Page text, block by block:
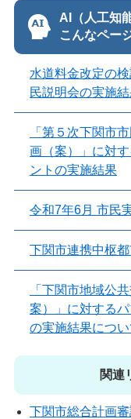
AI（人工知
こんなペー
水道料金改定の
民説明会の実施
「第５次下関市
画（案）」に対
ントの実施結果
令和7年6月 市民
下関市連携中枢
「下関市地域公
案）」に対する
の実施結果につい
関連
下関市総合計画